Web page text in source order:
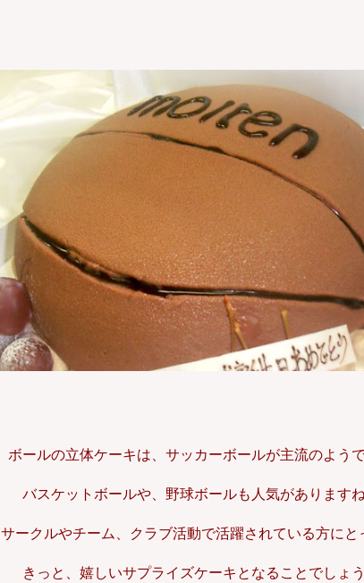
ボールの立体ケーキは、サッカーボールが主流のよう
バスケットボールや、野球ボールも人気があります
サークルやチーム、クラブ活動で活躍されている方にと
きっと、嬉しいサプライズケーキとなることでしょう